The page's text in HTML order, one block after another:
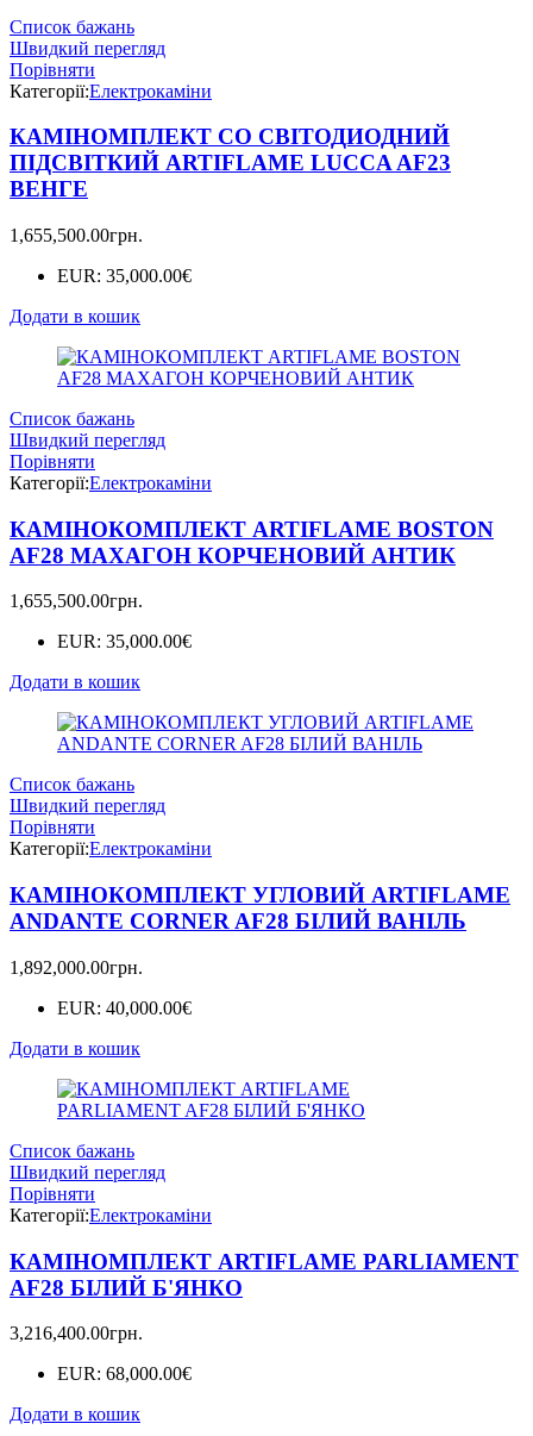
Список бажань
Швидкий перегляд
Порівняти
Категорії:Електрокаміни
КАМІНОМПЛЕКТ СО СВІТОДИОДНИЙ
ПІДСВІТКИЙ ARTIFLAME LUCCA AF23
ВЕНГЕ
1,655,500.00грн.
EUR: 35,000.00€
Додати в кошик
Список бажань
Швидкий перегляд
Порівняти
Категорії:Електрокаміни
КАМІНОКОМПЛЕКТ ARTIFLAME BOSTON
AF28 МАХАГОН КОРЧЕНОВИЙ АНТИК
1,655,500.00грн.
EUR: 35,000.00€
Додати в кошик
Список бажань
Швидкий перегляд
Порівняти
Категорії:Електрокаміни
КАМІНОКОМПЛЕКТ УГЛОВИЙ ARTIFLAME
ANDANTE CORNER AF28 БІЛИЙ ВАНІЛЬ
1,892,000.00грн.
EUR: 40,000.00€
Додати в кошик
Список бажань
Швидкий перегляд
Порівняти
Категорії:Електрокаміни
КАМІНОМПЛЕКТ ARTIFLAME PARLIAMENT
AF28 БІЛИЙ Б'ЯНКО
3,216,400.00грн.
EUR: 68,000.00€
Додати в кошик